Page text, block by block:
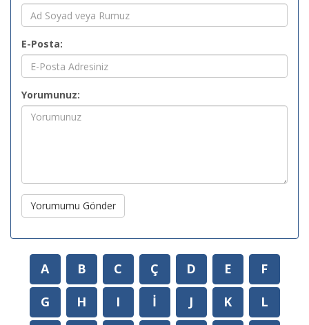
E-Posta:
Yorumunuz:
Yorumumu Gönder
A B C Ç D E
F
G
H I İ J K L